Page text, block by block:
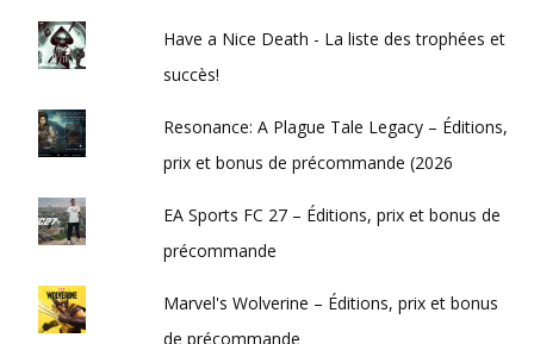
Have a Nice Death - La liste des trophées et
succès!
Resonance: A Plague Tale Legacy – Éditions,
prix et bonus de précommande (2026
EA Sports FC 27 – Éditions, prix et bonus de
précommande
Marvel's Wolverine – Éditions, prix et bonus
de précommande